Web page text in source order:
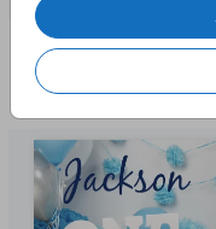
Producten die
Uitnodiging